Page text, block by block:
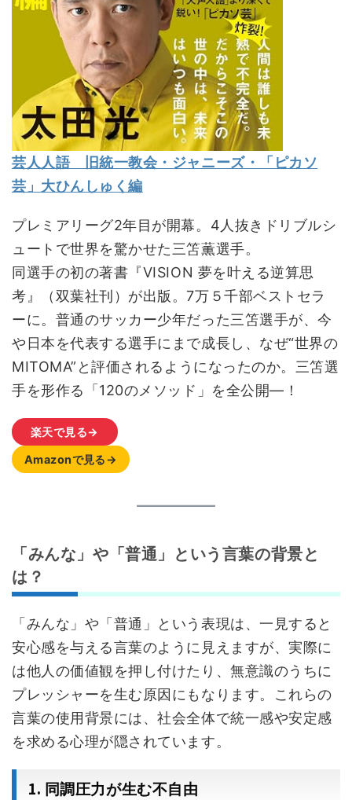
芸人人語 旧統一教会・ジャニーズ・「ピカソ
芸」大ひんしゅく編
プレミアリーグ2年目が開幕。4人抜きドリブルシ
ュートで世界を驚かせた三笘薫選手。
同選手の初の著書『VISION 夢を叶える逆算思
考』（双葉社刊）が出版。7万５千部ベストセラ
ーに。普通のサッカー少年だった三笘選手が、今
や日本を代表する選手にまで成長し、なぜ“世界の
MITOMA”と評価されるようになったのか。三笘選
手を形作る「120のメソッド」を全公開―！
楽天で見る→
Amazonで見る→
「みんな」や「普通」という言葉の背景と
は？
「みんな」や「普通」という表現は、一見すると
安心感を与える言葉のように見えますが、実際に
は他人の価値観を押し付けたり、無意識のうちに
プレッシャーを生む原因にもなります。これらの
言葉の使用背景には、社会全体で統一感や安定感
を求める心理が隠されています。
1. 同調圧力が生む不自由